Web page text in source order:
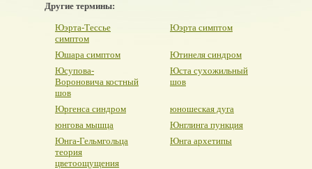
Другие термины:
Юэрта-Тессье
симптом
Юэрта симптом
Юшара симптом
Ютинеля синдром
Юсупова-
Вороновича костный
шов
Юста сухожильный
шов
Юргенса синдром
юношеская дуга
юнгова мышца
Юнглинга пункция
Юнга-Гельмгольца
теория
цветоощущения
Юнга архетипы